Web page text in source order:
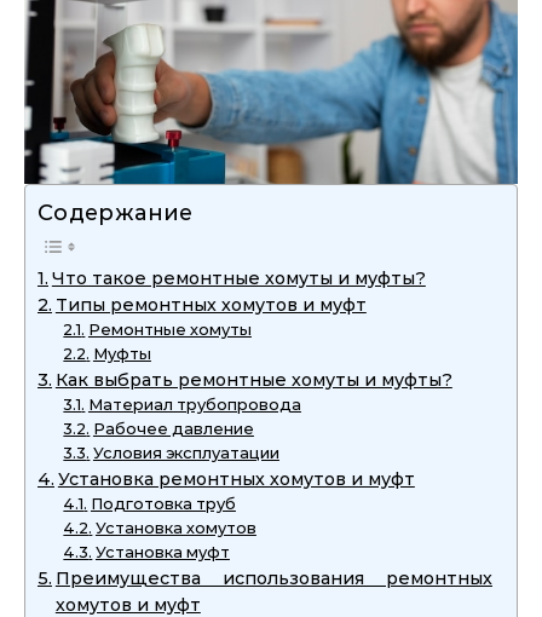
Содержание
Что такое ремонтные хомуты и муфты?
Типы ремонтных хомутов и муфт
Ремонтные хомуты
Муфты
Как выбрать ремонтные хомуты и муфты?
Материал трубопровода
Рабочее давление
Условия эксплуатации
Установка ремонтных хомутов и муфт
Подготовка труб
Установка хомутов
Установка муфт
Преимущества использования ремонтных
хомутов и муфт